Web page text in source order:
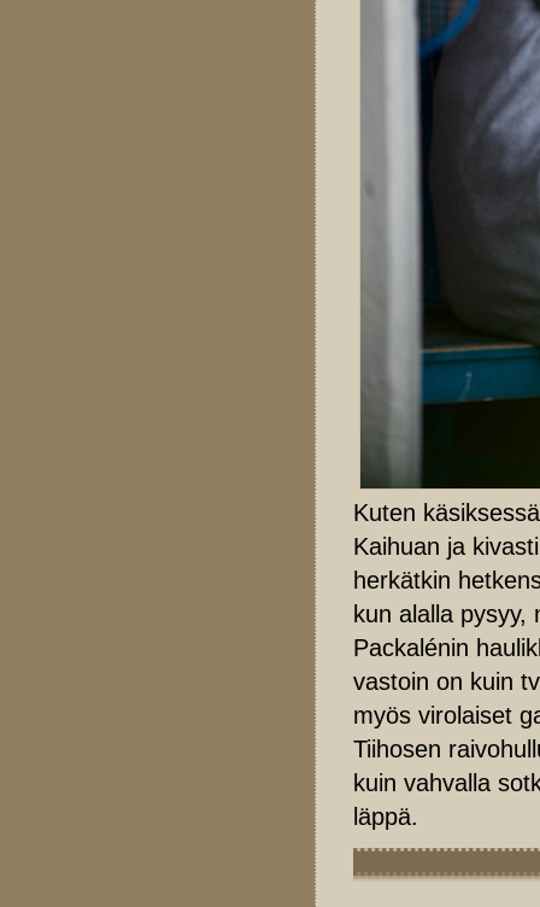
Kuten
Kaihuan ja
herkätkin
kun alalla pysyy,
Packalénin
vastoin on kuin
myös virolaiset
Tiihosen
kuin vahvalla
läppä.